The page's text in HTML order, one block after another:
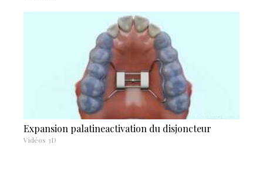
Expansion palatineactivation du disjoncteur
Vidéos 3D